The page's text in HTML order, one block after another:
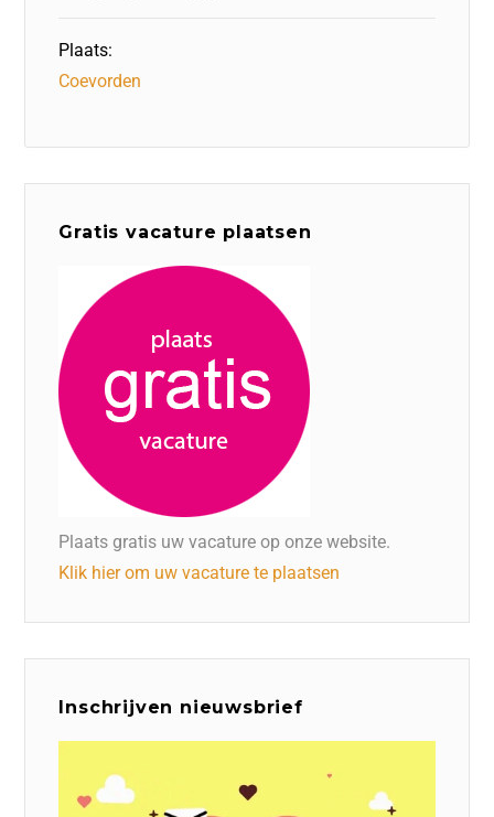
Plaats:
Coevorden
Gratis vacature plaatsen
Plaats gratis uw vacature op onze website.
Klik hier om uw vacature te plaatsen
Inschrijven nieuwsbrief